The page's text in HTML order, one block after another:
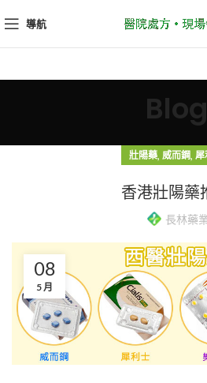
導航
Blog
壯陽藥, 威而鋼, 犀
香港壯陽藥
長林藥
08
5 月